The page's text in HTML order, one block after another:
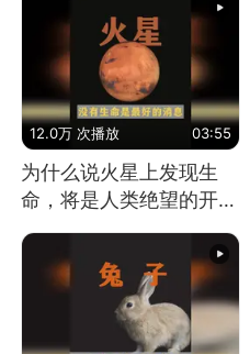
12.0万 次播放 03:55
为什么说火星上发现生
命，将是人类绝望的开
始？